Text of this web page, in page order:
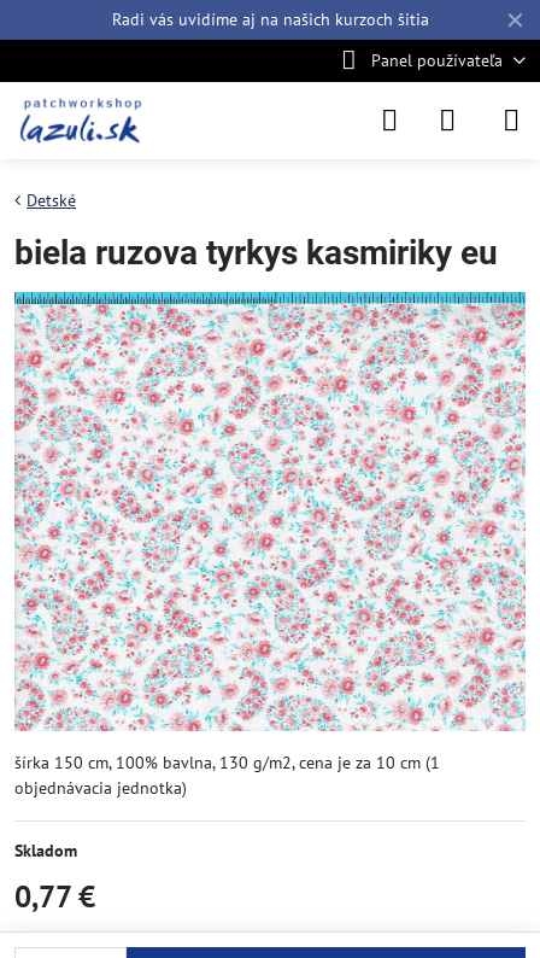
✕
Radi vás uvidíme aj na našich kurzoch šitia
Panel používateľa
Detské
biela ruzova tyrkys kasmiriky eu
šírka 150 cm, 100% bavlna, 130 g/m2, cena je za 10 cm (1
objednávacia jednotka)
Skladom
0,77 €